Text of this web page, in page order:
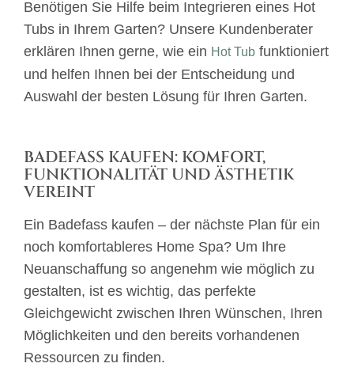
Benötigen Sie Hilfe beim Integrieren eines Hot
Tubs in Ihrem Garten? Unsere Kundenberater
erklären Ihnen gerne, wie ein Hot Tub funktioniert
und helfen Ihnen bei der Entscheidung und
Auswahl der besten Lösung für Ihren Garten.
BADEFASS KAUFEN: KOMFORT,
FUNKTIONALITÄT UND ÄSTHETIK
VEREINT
Ein Badefass kaufen – der nächste Plan für ein
noch komfortableres Home Spa? Um Ihre
Neuanschaffung so angenehm wie möglich zu
gestalten, ist es wichtig, das perfekte
Gleichgewicht zwischen Ihren Wünschen, Ihren
Möglichkeiten und den bereits vorhandenen
Ressourcen zu finden.